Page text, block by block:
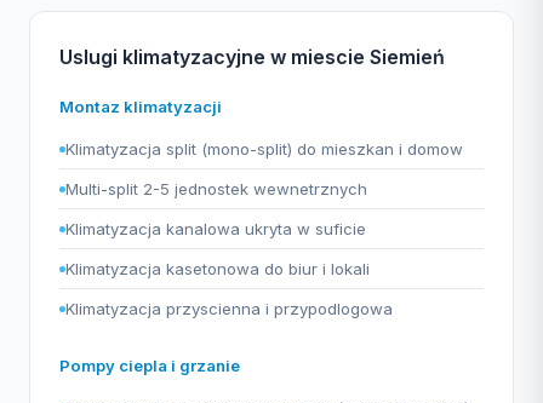
Uslugi klimatyzacyjne w miescie Siemień
Montaz klimatyzacji
Klimatyzacja split (mono-split) do mieszkan i domow
Multi-split 2-5 jednostek wewnetrznych
Klimatyzacja kanalowa ukryta w suficie
Klimatyzacja kasetonowa do biur i lokali
Klimatyzacja przyscienna i przypodlogowa
Pompy ciepla i grzanie